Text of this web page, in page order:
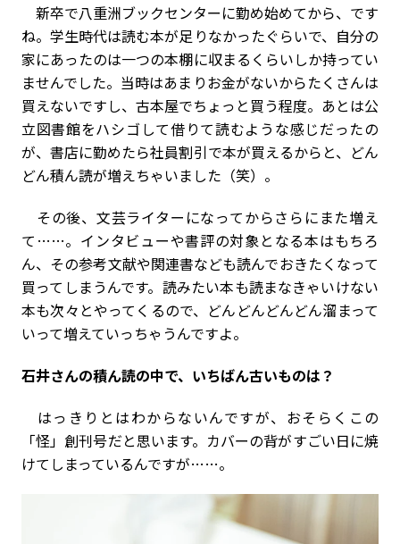
新卒で八重洲ブックセンターに勤め始めてから、です
ね。学生時代は読む本が足りなかったぐらいで、自分の
家にあったのは一つの本棚に収まるくらいしか持ってい
ませんでした。当時はあまりお金がないからたくさんは
買えないですし、古本屋でちょっと買う程度。あとは公
立図書館をハシゴして借りて読むような感じだったの
が、書店に勤めたら社員割引で本が買えるからと、どん
どん積ん読が増えちゃいました（笑）。
その後、文芸ライターになってからさらにまた増え
て……。インタビューや書評の対象となる本はもちろ
ん、その参考文献や関連書なども読んでおきたくなって
買ってしまうんです。読みたい本も読まなきゃいけない
本も次々とやってくるので、どんどんどんどん溜まって
いって増えていっちゃうんですよ。
――石井さんの積ん読の中で、いちばん古いものは？
はっきりとはわからないんですが、おそらくこの
「怪」創刊号だと思います。カバーの背がすごい日に焼
けてしまっているんですが……。